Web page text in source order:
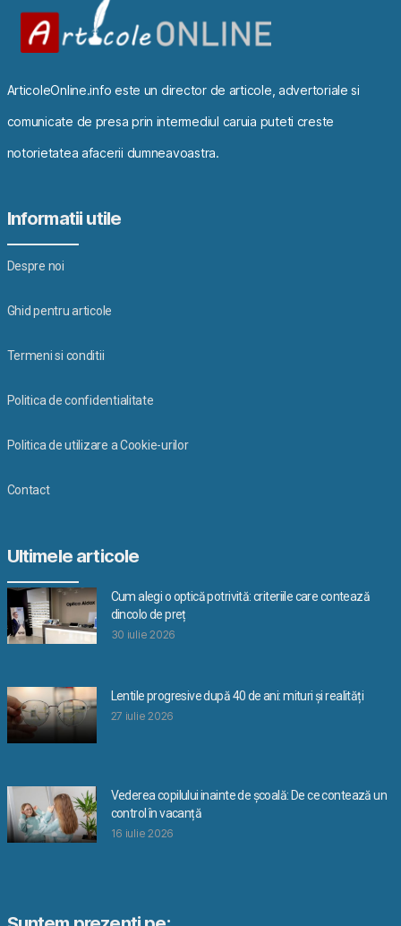
ArticoleOnline.info este un director de articole, advertoriale si
comunicate de presa prin intermediul caruia puteti creste
notorietatea afacerii dumneavoastra.
Informatii utile
Despre noi
Ghid pentru articole
Termeni si conditii
Politica de confidentialitate
Politica de utilizare a Cookie-urilor
Contact
Ultimele articole
Cum alegi o optică potrivită: criteriile care contează
dincolo de preț
30 iulie 2026
Lentile progresive după 40 de ani: mituri și realități
27 iulie 2026
Vederea copilului inainte de școală: De ce contează un
control în vacanță
16 iulie 2026